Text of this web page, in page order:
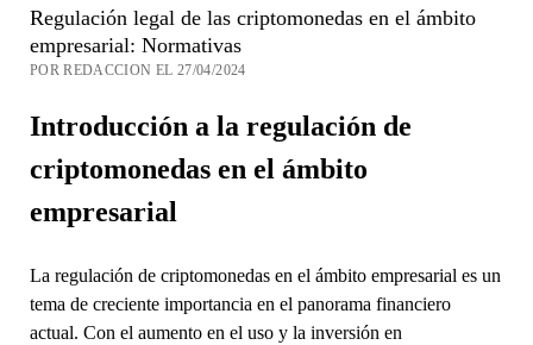
Regulación legal de las criptomonedas en el ámbito
empresarial: Normativas
POR REDACCION EL 27/04/2024
Introducción a la regulación de
criptomonedas en el ámbito
empresarial
La regulación de criptomonedas en el ámbito empresarial es un
tema de creciente importancia en el panorama financiero
actual. Con el aumento en el uso y la inversión en